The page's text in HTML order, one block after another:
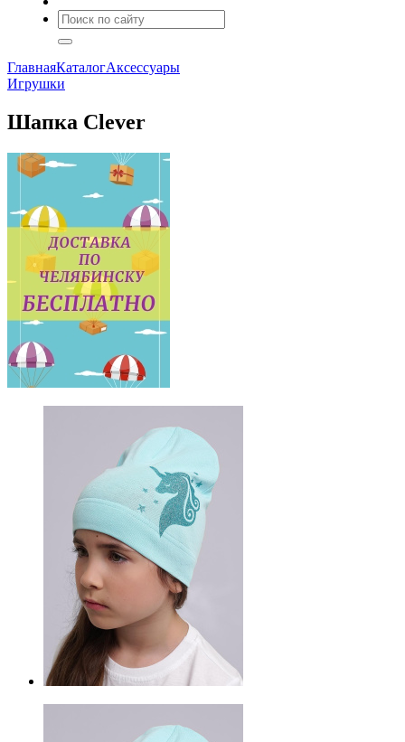
ГлавнаяКаталогАксессуары
Игрушки
Шапка Clever